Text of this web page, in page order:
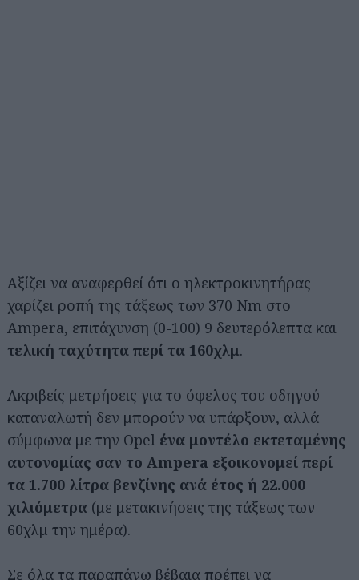
Αξίζει να αναφερθεί ότι ο ηλεκτροκινητήρας
χαρίζει ροπή της τάξεως των 370 Nm στο
Ampera, επιτάχυνση (0-100) 9 δευτερόλεπτα και
τελική ταχύτητα περί τα 160χλμ.
Ακριβείς μετρήσεις για το όφελος του οδηγού –
καταναλωτή δεν μπορούν να υπάρξουν, αλλά
σύμφωνα με την Opel ένα μοντέλο εκτεταμένης
αυτονομίας σαν το Ampera εξοικονομεί περί
τα 1.700 λίτρα βενζίνης ανά έτος ή 22.000
χιλιόμετρα (με μετακινήσεις της τάξεως των
60χλμ την ημέρα).
Σε όλα τα παραπάνω βέβαια πρέπει να